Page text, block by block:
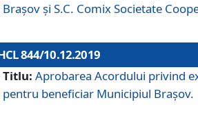
Braşov şi S.C. Comix Societate
844/10.12.2019
Titlu: Aprobarea Acordului privind
pentru beneficiar Municipiul Brașov.